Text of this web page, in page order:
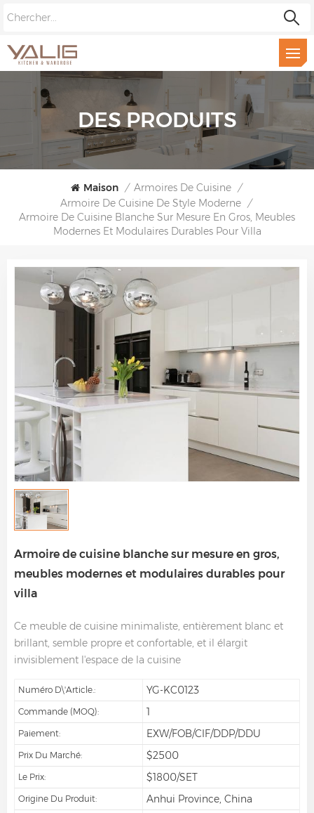
DES PRODUITS
Maison / Armoires De Cuisine /
Armoire De Cuisine De Style Moderne /
Armoire De Cuisine Blanche Sur Mesure En Gros, Meubles
Modernes Et Modulaires Durables Pour Villa
Armoire de cuisine blanche sur mesure en gros,
meubles modernes et modulaires durables pour
villa
Ce meuble de cuisine minimaliste, entièrement blanc et
brillant, semble propre et confortable, et il élargit
invisiblement l'espace de la cuisine
Numéro D\'article.: YG-KC0123
Commande (MOQ): 1
Paiement: EXW/FOB/CIF/DDP/DDU
Prix Du Marché: $2500
Le Prix: $1800/SET
Origine Du Produit: Anhui Province, China